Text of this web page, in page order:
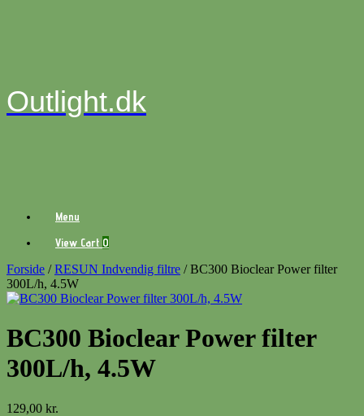
Outlight.dk
Menu
View
cart
View Cart 0
Forside /RESUN Indvendig filtre / BC300 Bioclear Power filter
300L/h, 4.5W
BC300 Bioclear Power filter
300L/h, 4.5W
129,00 kr.